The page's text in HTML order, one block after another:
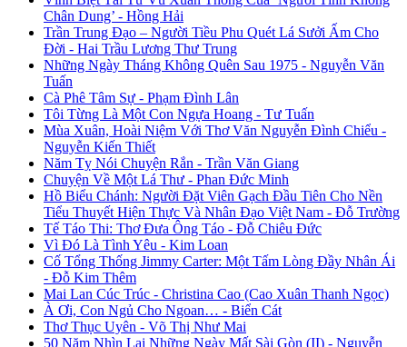
Chân Dung’ - Hồng Hải
Trần Trung Đạo – Người Tiều Phu Quét Lá Sưởi Ấm Cho
Đời - Hai Trầu Lương Thư Trung
Những Ngày Tháng Không Quên Sau 1975 - Nguyễn Văn
Tuấn
Cà Phê Tâm Sự - Phạm Đình Lân
Tôi Từng Là Một Con Ngựa Hoang - Tư Tuấn
Mùa Xuân, Hoài Niệm Với Thơ Văn Nguyễn Đình Chiểu -
Nguyễn Kiến Thiết
Năm Tỵ Nói Chuyện Rắn - Trần Văn Giang
Chuyện Về Một Lá Thư - Phan Đức Minh
Hồ Biểu Chánh: Người Đặt Viên Gạch Đầu Tiên Cho Nền
Tiểu Thuyết Hiện Thực Và Nhân Đạo Việt Nam - Đỗ Trường
Tế Táo Thi: Thơ Đưa Ông Táo - Đỗ Chiêu Đức
Vì Đó Là Tình Yêu - Kim Loan
Cố Tổng Thống Jimmy Carter: Một Tấm Lòng Đầy Nhân Ái
- Đỗ Kim Thêm
Mai Lan Cúc Trúc - Christina Cao (Cao Xuân Thanh Ngọc)
À Ơi, Con Ngủ Cho Ngoan… - Biển Cát
Thơ Thục Uyên - Võ Thị Như Mai
50 Năm Nhìn Lại Những Ngày Mất Sài Gòn (II) - Nguyễn